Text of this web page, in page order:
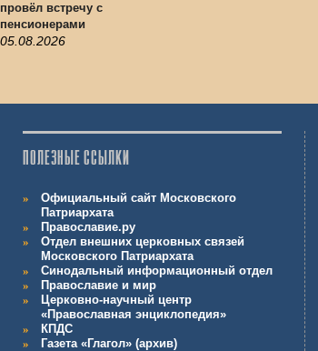
провёл встречу с
пенсионерами
05.08.2026
ПОЛЕЗНЫЕ ССЫЛКИ
Официальный сайт Московского
Патриархата
Православие.ру
Отдел внешних церковных связей
Московского Патриархата
Синодальный информационный отдел
Православие и мир
Церковно-научный центр
«Православная энциклопедия»
КПДС
Газета «Глагол» (архив)